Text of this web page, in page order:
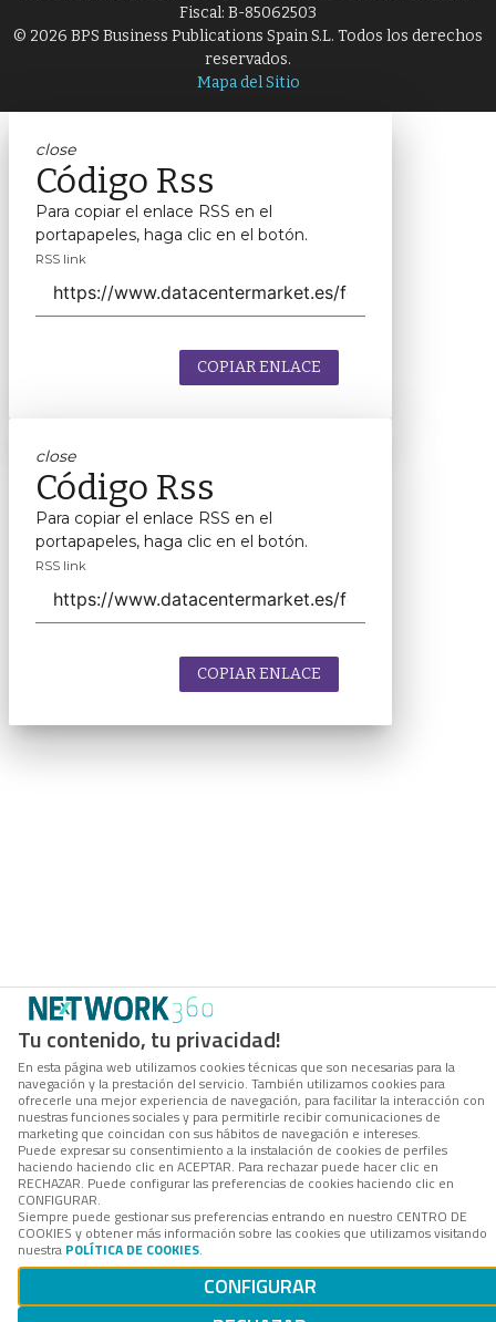
Tu contenido, tu privacidad!
En esta página web utilizamos cookies técnicas que son necesarias para la
navegación y la prestación del servicio. También utilizamos cookies para
ofrecerle una mejor experiencia de navegación, para facilitar la interacción con
nuestras funciones sociales y para permitirle recibir comunicaciones de
marketing que coincidan con sus hábitos de navegación e intereses.
Puede expresar su consentimiento a la instalación de cookies de perfiles
haciendo haciendo clic en ACEPTAR. Para rechazar puede hacer clic en
RECHAZAR. Puede configurar las preferencias de cookies haciendo clic en
CONFIGURAR.
Siempre puede gestionar sus preferencias entrando en nuestro CENTRO DE
COOKIES y obtener más información sobre las cookies que utilizamos visitando
nuestra POLÍTICA DE COOKIES.
CONFIGURAR
Fiscal: B-85062503
© 2026 BPS Business Publications Spain S.L. Todos los derechos
reservados.
Mapa del Sitio
close
Código Rss
Para copiar el enlace RSS en el
portapapeles, haga clic en el botón.
RSS link
COPIAR ENLACE
close
Código Rss
Para copiar el enlace RSS en el
portapapeles, haga clic en el botón.
RSS link
COPIAR ENLACE